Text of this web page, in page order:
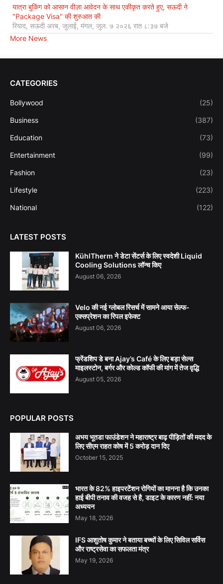
यात्रा बुकिंग को आसान वीज़ा आवेदन के साथ एकीकृत करते हुए, सऊदी ने
"Package Visa" की शुरुआत की
रियाद, सऊदी अरब, जुलाई, मंगल, जुल. ७ २०२६ रात ८:३७ बजे
More News
CATEGORIES
Bollywood (25)
Business (387)
Education (73)
Entertainment (99)
Fashion (23)
Lifestyle (223)
National (122)
LATEST POSTS
KühlTherm ने डेटा सेंटर्स के लिए स्वदेशी Liquid
Cooling Solutions लॉन्च किए
August 06, 2026
Velo की नई ग्लोबल रिसर्च में सामने आया सेल्फ-
एक्सप्रेशन का रिपल इफेक्ट
August 06, 2026
फ्रेंडशिप डे बना Ajay’s Café के लिए बड़ा सेल्स
माइलस्टोन, बर्गर और कोल्ड कॉफी की मांग में तेज वृद्धि
August 05, 2026
POPULAR POSTS
अभय भूतडा फाउंडेशन ने महाराष्ट्र बाढ़ पीड़ितों की मदद के
लिए सीएम राहत कोष में 5 करोड़ दान दिए
October 15, 2025
भारत के 82% हाइपरटेंशन रोगियों का मानना है कि उनका
हाई बीपी तनाव की वजह से है, डाइट के कारण नहीं: नया
अध्ययन
May 18, 2026
IFS आशुतोष कुमार ने बताया बच्चों के लिए सिविल सर्विस
और राष्ट्रसेवा का सफलता मंत्र
May 19, 2026